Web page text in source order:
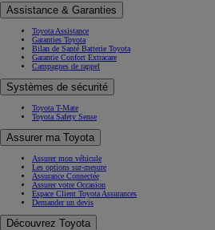
Assistance & Garanties
Toyota Assistance
Garanties Toyota
Bilan de Santé Batterie Toyota
Garantie Confort Extracare
Campagnes de rappel
Systèmes de sécurité
Toyota T-Mate
Toyota Safety Sense
Assurer ma Toyota
Assurer mon véhicule
Les options sur-mesure
Assurance Connectée
Assurer votre Occasion
Espace Client Toyota Assurances
Demander un devis
Découvrez Toyota